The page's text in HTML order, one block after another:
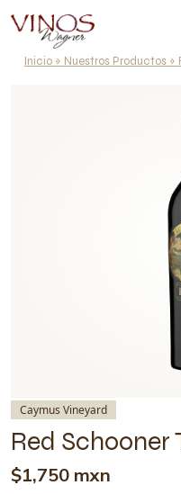
Inicio » Nuestros Productos »
Caymus Vineyard
Red Schooner
$1,750 mxn